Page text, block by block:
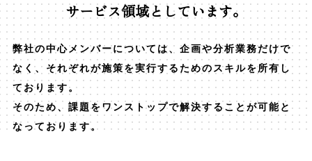
サービス領域としています。
弊社の中心メンバーについては、企画や分析業務だけで
なく、それぞれが施策を実行するためのスキルを所有し
ております。
そのため、課題をワンストップで解決することが可能と
なっております。